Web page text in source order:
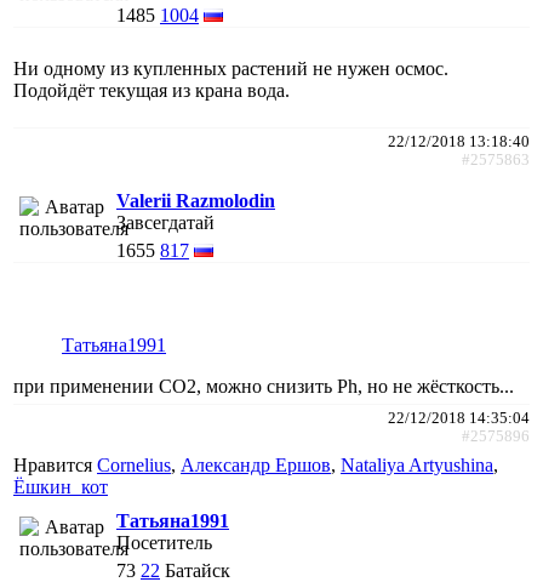
1485 1004
Ни одному из купленных растений не нужен осмос.
Подойдёт текущая из крана вода.
22/12/2018 13:18:40
#2575863
Valerii Razmolodin
Завсегдатай
1655 817
Татьяна1991
при применении СО2, можно снизить Ph, но не жёсткость...
22/12/2018 14:35:04
#2575896
Нравится Cornelius, Александр Ершов, Nataliya Artyushina,
Ёшкин_кот
Татьяна1991
Посетитель
73 22 Батайск